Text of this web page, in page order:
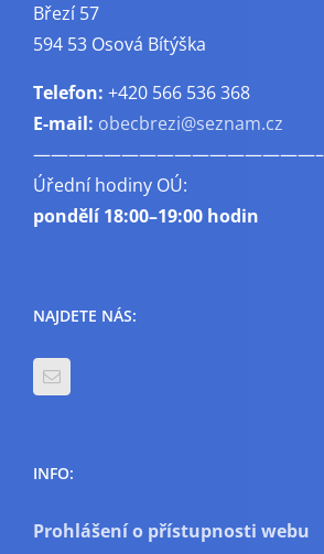
Březí 57
594 53 Osová Bítýška
Telefon: +420 566 536 368
E-mail: obecbrezi@seznam.cz
————————————————–
Úřední hodiny OÚ:
pondělí18:00–19:00 hodin
NAJDETE NÁS:
INFO:
Prohlášení o přístupnosti webu